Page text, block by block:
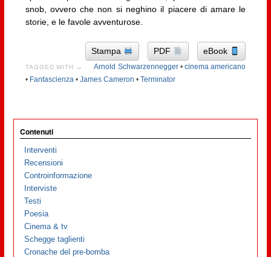
snob, ovvero che non si neghino il piacere di amare le
storie, e le favole avventurose.
Stampa PDF eBook
TAGGED WITH → Arnold Schwarzennegger•cinema americano
• Fantascienza• James Cameron • Terminator
Contenuti
Interventi
Recensioni
Controinformazione
Interviste
Testi
Poesia
Cinema & tv
Schegge taglienti
Cronache del pre-bomba